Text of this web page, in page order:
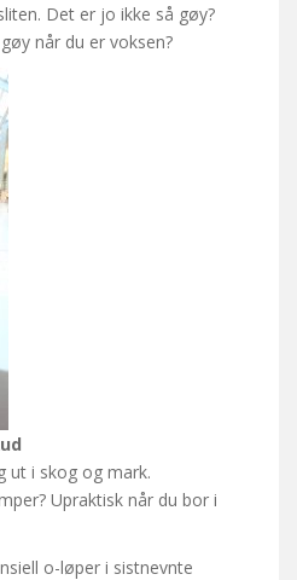
Det er jo ikke så gøy?
når du er voksen?
ut i skog og mark.
Upraktisk når du bor i
o-løper i sistnevnte